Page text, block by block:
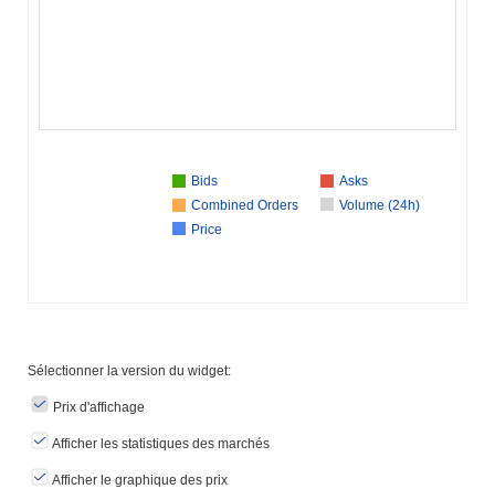
Bids
Asks
Combined Orders
Volume (24h)
Price
Sélectionner la version du widget:
Prix ​​d'affichage
Afficher les statistiques des marchés
Afficher le graphique des prix